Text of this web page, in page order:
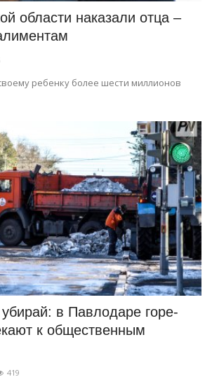
области наказали отца –
ребенку более шести миллионов
в Павлодаре горе-
к общественным
419